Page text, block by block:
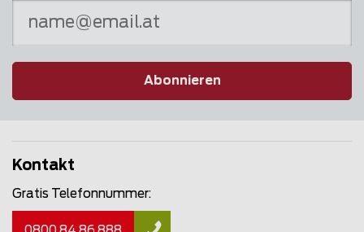
Abonnieren
Kontakt
Gratis Telefonnummer: